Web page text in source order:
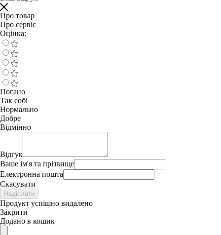
Про товар
Про сервіс
Оцінка:
Погано
Так собі
Нормально
Добре
Відмінно
Відгук
Ваше ім'я та прізвище
Електронна пошта
Скасувати
Надіслати
Продукт успішно видалено
Закрити
Додано в кошик